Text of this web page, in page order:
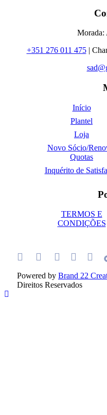
Morada:
+351 276 011 475|
Início
Plantel
Loja
Novo Sócio/
Quotas
Inquérito de
TERMOS E
CONDIÇÕES
Powered by Brand 22
Direitos Reservados